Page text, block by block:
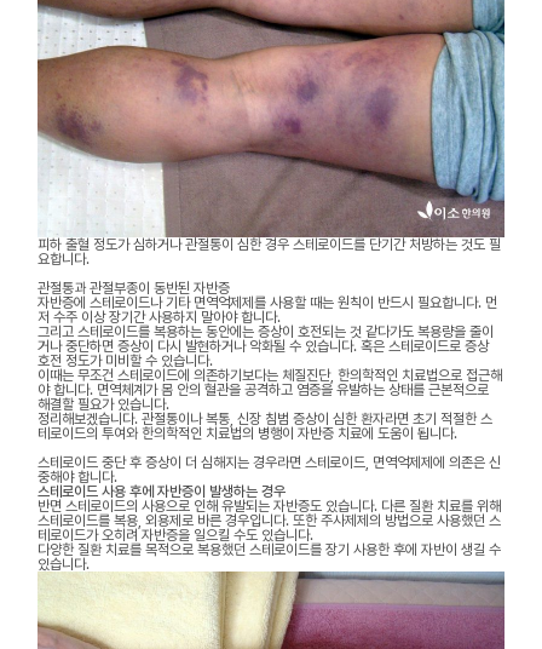
피하 출혈 정도가 심하거나 관절통이 심한 경우 스테로이드를 단기간 처방하는 것도 필
요합니다.
관절통과 관절부종이 동반된 자반증
자반증에 스테로이드나 기타 면역억제제를 사용할 때는 원칙이 반드시 필요합니다. 먼
저 수주 이상 장기간 사용하지 말아야 합니다.
그리고 스테로이드를 복용하는 동안에는 증상이 호전되는 것 같다가도 복용량을 줄이
거나 중단하면 증상이 다시 발현하거나 악화될 수 있습니다. 혹은 스테로이드로 증상
호전 정도가 미비할 수 있습니다.
이때는 무조건 스테로이드에 의존하기보다는 체질진단, 한의학적인 치료법으로 접근해
야 합니다. 면역체계가 몸 안의 혈관을 공격하고 염증을 유발하는 상태를 근본적으로
해결할 필요가 있습니다.
정리해보겠습니다. 관절통이나 복통, 신장 침범 증상이 심한 환자라면 초기 적절한 스
테로이드의 투여와 한의학적인 치료법의 병행이 자반증 치료에 도움이 됩니다.
스테로이드 중단 후 증상이 더 심해지는 경우라면 스테로이드, 면역억제제에 의존은 신
중해야 합니다.
스테로이드 사용 후에 자반증이 발생하는 경우
반면 스테로이드의 사용으로 인해 유발되는 자반증도 있습니다. 다른 질환 치료를 위해
스테로이드를 복용, 외용제로 바른 경우입니다. 또한 주사제제의 방법으로 사용했던 스
테로이드가 오히려 자반증을 일으킬 수도 있습니다.
다양한 질환 치료를 목적으로 복용했던 스테로이드를 장기 사용한 후에 자반이 생길 수
있습니다.